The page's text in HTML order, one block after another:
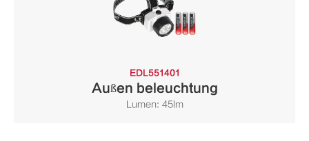
EDL551401
Außen beleuchtung
Lumen: 45lm